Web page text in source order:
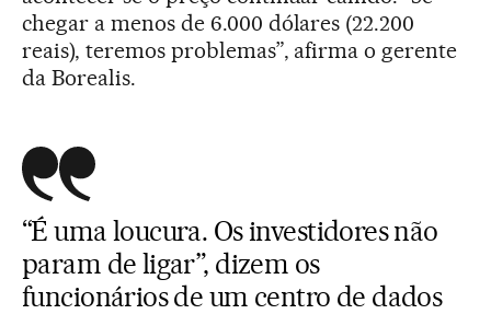
chegar a menos de 6.000 dólares (22.200
reais), teremos problemas”, afirma o gerente
da Borealis.
“É uma loucura. Os investidores não
param de ligar”, dizem os
funcionários de um centro de dados